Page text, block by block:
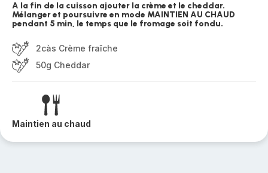
A la fin de la cuisson ajouter la crème et le cheddar.
Mélanger et poursuivre en mode MAINTIEN AU CHAUD
pendant 5 min, le temps que le fromage soit fondu.
2càs Crème fraîche
50g Cheddar
Maintien au chaud